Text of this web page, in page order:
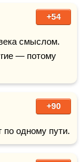
+54
смыслом.
— потому
+90